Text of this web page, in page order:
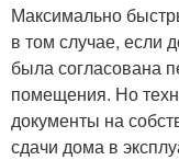
Максимально
в том случае, если
была согласована
помещения. Но
документы на
сдачи дома в